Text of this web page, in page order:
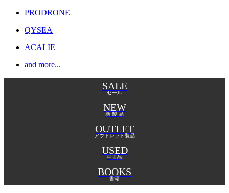
PRODRONE
QYSEA
ACALIE
and more...
SALE
セール
NEW
新 製 品
OUTLET
アウトレット製品
USED
中古品
BOOKS
書籍